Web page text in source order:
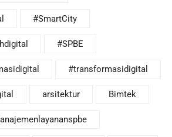
#SmartCity
#SPBE
#transformasidigital
arsitektur Bimtek